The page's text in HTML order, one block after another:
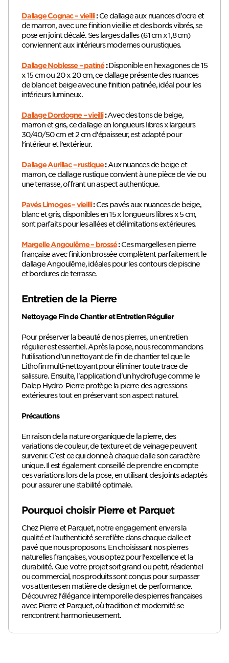
Dallage Cognac – vieilli:Ce dallage aux nuances d'ocre et
de marron, avec une finition vieillie et des bords vibrés, se
pose en joint décalé. Ses larges dalles (61 cm x 1,8 cm)
conviennent aux intérieurs modernes ou rustiques.
Dallage Noblesse – patiné:Disponible en hexagones de 15
x 15 cm ou 20 x 20 cm, ce dallage présente des nuances
de blanc et beige avec une finition patinée, idéal pour les
intérieurs lumineux.
Dallage Dordogne – vieilli:Avec des tons de beige,
marron et gris, ce dallage en longueurs libres x largeurs
30/40/50 cm et 2 cm d'épaisseur, est adapté pour
l’intérieur et l’extérieur.
Dallage Aurillac – rustique:Aux nuances de beige et
marron, ce dallage rustique convient à une pièce de vie ou
une terrasse, offrant un aspect authentique.
Pavés Limoges – vieilli:Ces pavés aux nuances de beige,
blanc et gris, disponibles en 15 x longueurs libres x 5 cm,
sont parfaits pour les allées et délimitations extérieures.
Margelle Angoulême – brossé:Ces margelles en pierre
française avec finition brossée complètent parfaitement le
dallage Angoulême, idéales pour les contours de piscine
et bordures de terrasse.
Entretien de la Pierre
Nettoyage Fin de Chantier et Entretien Régulier
Pour préserver la beauté de nos pierres, un entretien
régulier est essentiel. Après la pose, nous recommandons
l'utilisation d'un nettoyant de fin de chantier tel que le
Lithofin multi-nettoyant pour éliminer toute trace de
salissure. Ensuite, l'application d'un hydrofuge comme le
Dalep Hydro-Pierre protège la pierre des agressions
extérieures tout en préservant son aspect naturel.
Précautions
En raison de la nature organique de la pierre, des
variations de couleur, de texture et de veinage peuvent
survenir. C'est ce qui donne à chaque dalle son caractère
unique. Il est également conseillé de prendre en compte
ces variations lors de la pose, en utilisant des joints adaptés
pour assurer une stabilité optimale.
Pourquoi choisir Pierre et Parquet
Chez Pierre et Parquet, notre engagement envers la
qualité et l'authenticité se reflète dans chaque dalle et
pavé que nous proposons. En choisissant nos pierres
naturelles françaises, vous optez pour l'excellence et la
durabilité. Que votre projet soit grand ou petit, résidentiel
ou commercial, nos produits sont conçus pour surpasser
vos attentes en matière de design et de performance.
Découvrez l'élégance intemporelle des pierres françaises
avec Pierre et Parquet, où tradition et modernité se
rencontrent harmonieusement.